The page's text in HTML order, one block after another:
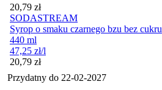
Cena
20,79 zł
SODASTREAM
Syrop o smaku czarnego bzu bez cukru
440 ml
47,25 zł/l
Cena
20,79 zł
Przydatny do 22-02-2027